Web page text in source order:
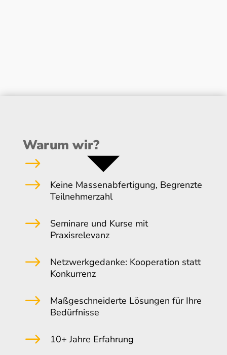
Warum wir?
$
$
Keine Massenabfertigung, Begrenzte
Teilnehmerzahl
$
Seminare und Kurse mit
Praxisrelevanz
$
Netzwerkgedanke: Kooperation statt
Konkurrenz
$
Maßgeschneiderte Lösungen für Ihre
Bedürfnisse
$ 10+ Jahre Erfahrung